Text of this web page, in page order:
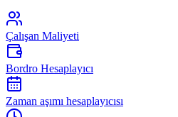
Çalışan Maliyeti
Bordro Hesaplayıcı
Zaman aşımı hesaplayıcısı